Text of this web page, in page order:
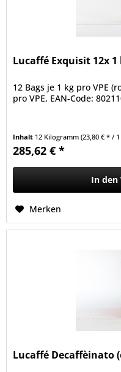
Lucaffé Exquisit 12x
12 Bags je 1 kg pro VPE
pro VPE, EAN-Code:
Inhalt 12 Kilogramm(23,80 € * /
285,62 € *
In den
Merken
Lucaffé Decaffèinato